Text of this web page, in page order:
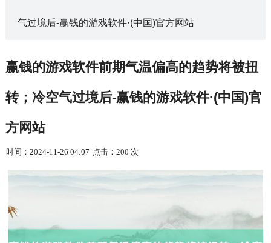
气过境后-赢钱的游戏软件·(中国)官方网站
赢钱的游戏软件前期气温偏高的趋势将被扭
转；冷空气过境后-赢钱的游戏软件·(中国)官
方网站
时间：2024-11-26 04:07 点击：200 次